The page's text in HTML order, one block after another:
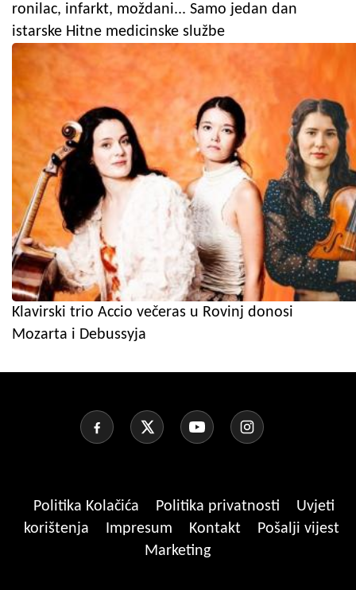
ronilac, infarkt, moždani... Samo jedan dan
istarske Hitne medicinske službe
Klavirski trio Accio večeras u Rovinj donosi
Mozarta i Debussyja
Politika Kolačića Politika privatnosti
Uvjeti
korištenja
Impresum Kontakt
Pošalji vijest
Marketing